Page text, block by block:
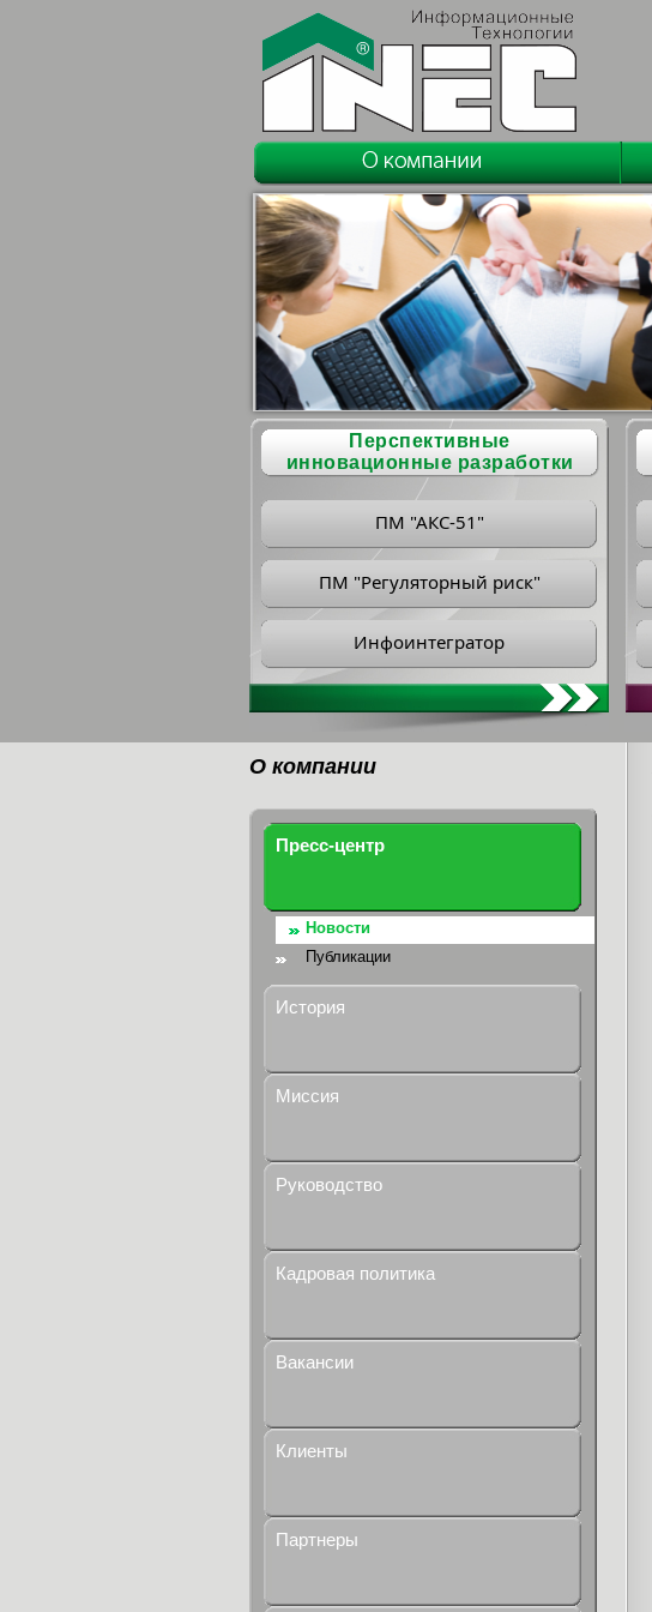
Перспективные
инновационные разработки
ПМ "АКС-51"
ПМ "Регуляторный риск"
Инфоинтегратор
О компании
Пресс-центр
Новости
Публикации
История
Миссия
Руководство
Кадровая политика
Вакансии
Клиенты
Партнеры